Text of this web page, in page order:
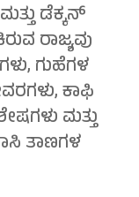
ಡೆಕ್ಕನ್
ರಾಜ್ಯವು
ಗುಹೆಗಳ
ಕಾಫಿ
ಮತ್ತು
ತಾಣಗಳ